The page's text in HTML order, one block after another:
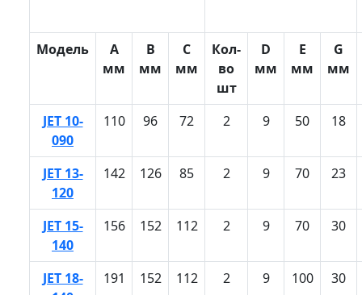
Модель
A
мм
B
мм
С
мм
Кол-
во
шт
D
мм
E
мм
G
мм
JET 10-
090
110 96 72 2 9 50 18
JET 13-
120
142 126 85 2 9 70 23
JET 15-
140
156 152 112 2 9 70 30
JET 18-
191 152 112 2 9 100 30